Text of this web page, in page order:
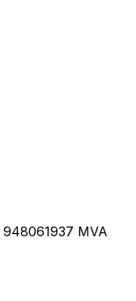
948061937 MVA